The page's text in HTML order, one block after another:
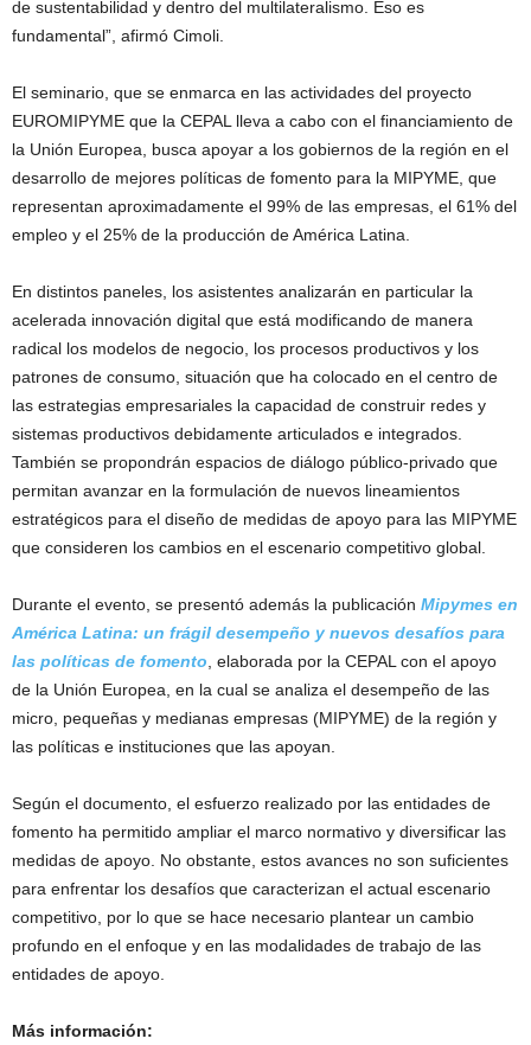
de sustentabilidad y dentro del multilateralismo. Eso es
fundamental”, afirmó Cimoli.
El seminario, que se enmarca en las actividades del proyecto
EUROMIPYME que la CEPAL lleva a cabo con el financiamiento de
la Unión Europea, busca apoyar a los gobiernos de la región en el
desarrollo de mejores políticas de fomento para la MIPYME, que
representan aproximadamente el 99% de las empresas, el 61% del
empleo y el 25% de la producción de América Latina.
En distintos paneles, los asistentes analizarán en particular la
acelerada innovación digital que está modificando de manera
radical los modelos de negocio, los procesos productivos y los
patrones de consumo, situación que ha colocado en el centro de
las estrategias empresariales la capacidad de construir redes y
sistemas productivos debidamente articulados e integrados.
También se propondrán espacios de diálogo público-privado que
permitan avanzar en la formulación de nuevos lineamientos
estratégicos para el diseño de medidas de apoyo para las MIPYME
que consideren los cambios en el escenario competitivo global.
Durante el evento, se presentó además la publicación Mipymes en
América Latina: un frágil desempeño y nuevos desafíos para
las políticas de fomento , elaborada por la CEPAL con el apoyo
de la Unión Europea, en la cual se analiza el desempeño de las
micro, pequeñas y medianas empresas (MIPYME) de la región y
las políticas e instituciones que las apoyan.
Según el documento, el esfuerzo realizado por las entidades de
fomento ha permitido ampliar el marco normativo y diversificar las
medidas de apoyo. No obstante, estos avances no son suficientes
para enfrentar los desafíos que caracterizan el actual escenario
competitivo, por lo que se hace necesario plantear un cambio
profundo en el enfoque y en las modalidades de trabajo de las
entidades de apoyo.
Más información: